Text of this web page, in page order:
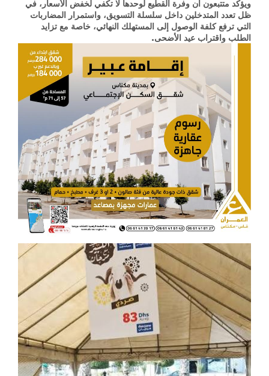
ويؤكد متتبعون أن وفرة القطيع لوحدها لا تكفي لخفض الأسعار، في
ظل تعدد المتدخلين داخل سلسلة التسويق، واستمرار المضاربات
التي ترفع كلفة الوصول إلى المستهلك النهائي، خاصة مع تزايد
الطلب واقتراب عيد الأضحى.